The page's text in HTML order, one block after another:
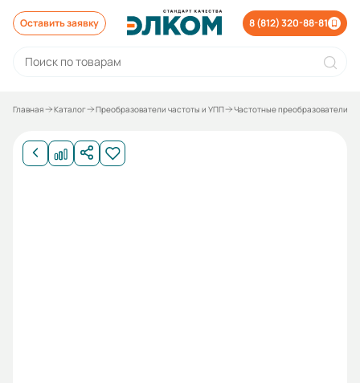
Оставить заявку 8 (812) 320-88-81
Главная Каталог Преобразователи частоты и УПП Частотные преобразователи